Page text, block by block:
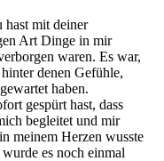
hast mit deiner
Art Dinge in mir
waren. Es war,
denen Gefühle,
haben.
gespürt hast, dass
begleitet und mir
meinem Herzen wusste
es noch einmal